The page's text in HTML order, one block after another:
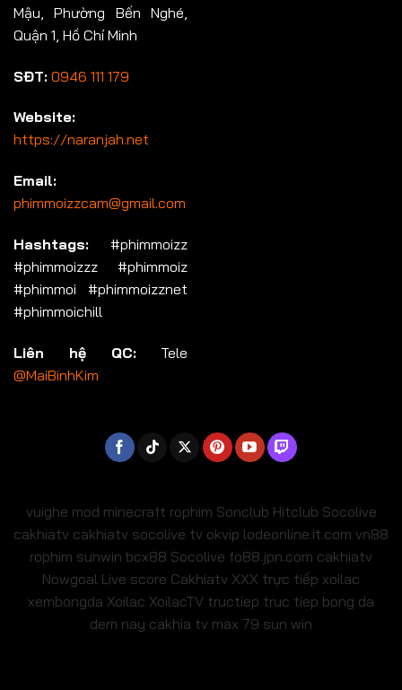
Mậu, Phường Bến Nghé,
Quận 1, Hồ Chí Minh
SĐT: 0946 111 179
Website:
https://naranjah.net
Email:
phimmoizzcam@gmail.com
Hashtags: #phimmoizz
#phimmoizzz #phimmoiz
#phimmoi #phimmoizznet
#phimmoichill
Liên hệ QC: Tele
@MaiBinhKim
vuighe mod minecraft rophim Sonclub Hitclub Socolive
cakhiatv cakhiatv socolive tv okvip lodeonline.it.com vn88
rophim sunwin bcx88 Socolive fo88.jpn.com cakhiatv
Nowgoal Live score Cakhiatv XXX trực tiếp xoilac
xembongda Xoilac XoilacTV tructiep truc tiep bong da
dem nay cakhia tv max 79 sun win